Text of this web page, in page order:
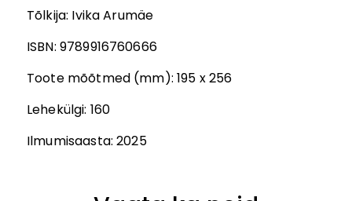
Tõlkija: Ivika Arumäe
ISBN: 9789916760666
Toote mõõtmed (mm):195 x 256
Lehekülgi: 160
Ilmumisaasta:2025